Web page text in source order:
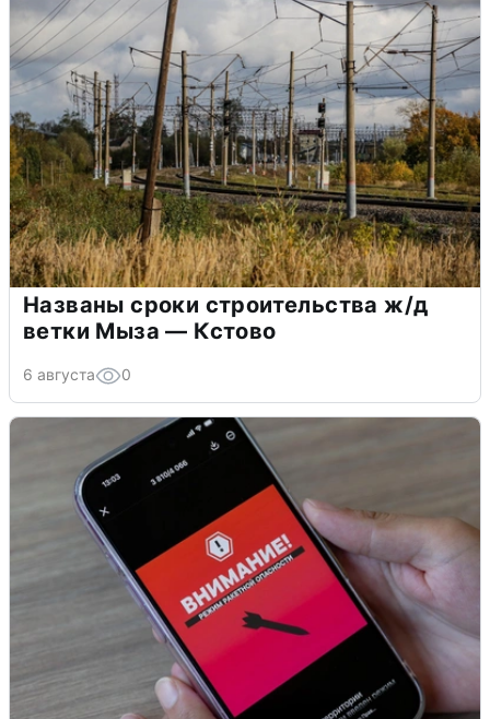
Названы сроки строительства ж/д
ветки Мыза — Кстово
6 августа 0